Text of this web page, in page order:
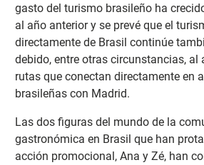
gasto del turismo brasileño ha
al año anterior y se prevé que el
directamente de Brasil continúe
debido, entre otras circunstancias, al
rutas que conectan directamente en
brasileñas con Madrid.
Las dos figuras del mundo de la
gastronómica en Brasil que han
acción promocional, Ana y Zé, han